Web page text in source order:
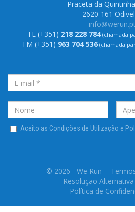
Praceta da
2620-161
TL (+351) 218 228 784(chamada
TM (+351) 963 704 536 (chamada
Aceito as Condições de Utilização e
© 2026 - We Run
Resolução
Política de